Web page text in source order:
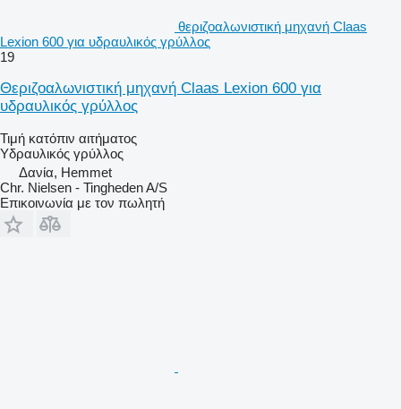
θεριζοαλωνιστική μηχανή Claas
Lexion 600 για υδραυλικός γρύλλος
19
Θεριζοαλωνιστική μηχανή Claas Lexion 600 για
υδραυλικός γρύλλος
Τιμή κατόπιν αιτήματος
Υδραυλικός γρύλλος
Δανία, Hemmet
Chr. Nielsen - Tingheden A/S
Επικοινωνία με τον πωλητή